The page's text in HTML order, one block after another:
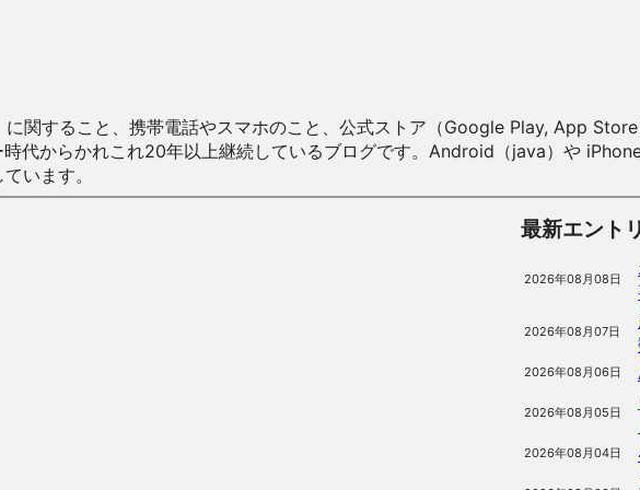
関すること、携帯電話やスマホのこと、公式ストア（Google Play, App
代からかれこれ20年以上継続しているブログです。Android（java）や
います。
最新エント
2026年08月08日
2026年08月07日
2026年08月06日
2026年08月05日
2026年08月04日